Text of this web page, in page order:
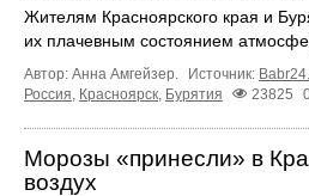
Жителям Красноярского края и
их плачевным состоянием
Автор: Анна Амгейзер. Источник:
Россия, Красноярск, Бурятия 23825
Морозы «принесли» в
воздух